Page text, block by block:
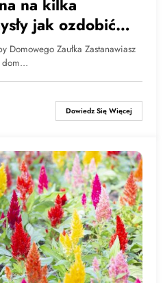
na kilka
jak ozdobić
Domowego Zaułka Zastanawiasz
dom…
Dowiedz Się Więcej